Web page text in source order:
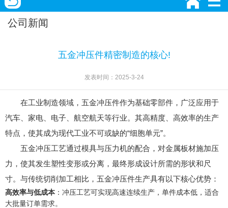
公司新闻
五金冲压件精密制造的核心!
发表时间：2025-3-24
在工业制造领域，五金冲压件作为基础零部件，广泛应用于
汽车、家电、电子、航空航天等行业。其高精度、高效率的生产
特点，使其成为现代工业不可或缺的“细胞单元”。
五金冲压工艺通过模具与压力机的配合，对金属板材施加压
力，使其发生塑性变形或分离，最终形成设计所需的形状和尺
寸。与传统切削加工相比，五金冲压件生产具有以下核心优势：
高效率与低成本 ：冲压工艺可实现高速连续生产，单件成本低，适合
大批量订单需求。